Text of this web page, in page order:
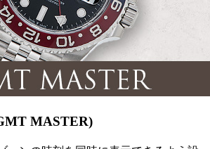
MASTER)